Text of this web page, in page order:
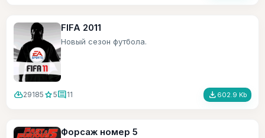
FIFA 2011
Новый сезон футбола.
cloud_download29185 star5comment11 file_download 602.9 Kb
Форсаж номер 5